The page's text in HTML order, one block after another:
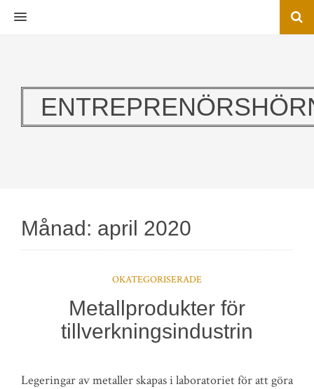
MENU
Månad: april 2020
OKATEGORISERADE
Metallprodukter för
tillverkningsindustrin
Legeringar av metaller skapas i laboratoriet för att göra